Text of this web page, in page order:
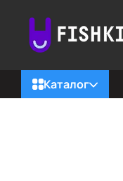
Каталог